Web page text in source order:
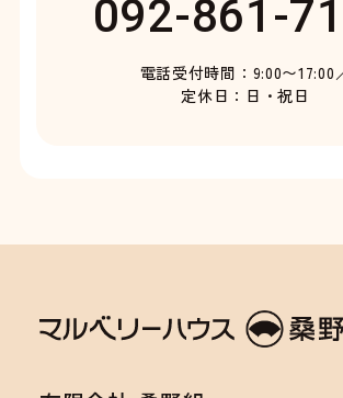
092-861-
電話受付時間：9:00〜17:00
定休日：日・祝日